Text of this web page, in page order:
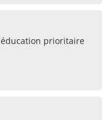
prioritaire